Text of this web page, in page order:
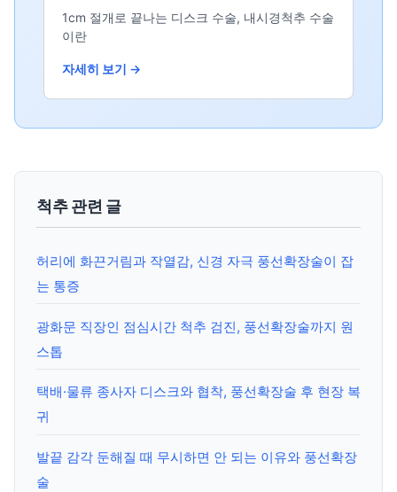
1cm 절개로 끝나는 디스크 수술, 내시경척추 수술
이란
자세히 보기 →
척추 관련 글
허리에 화끈거림과 작열감, 신경 자극 풍선확장술이 잡
는 통증
광화문 직장인 점심시간 척추 검진, 풍선확장술까지 원
스톱
택배·물류 종사자 디스크와 협착, 풍선확장술 후 현장 복
귀
발끝 감각 둔해질 때 무시하면 안 되는 이유와 풍선확장
술